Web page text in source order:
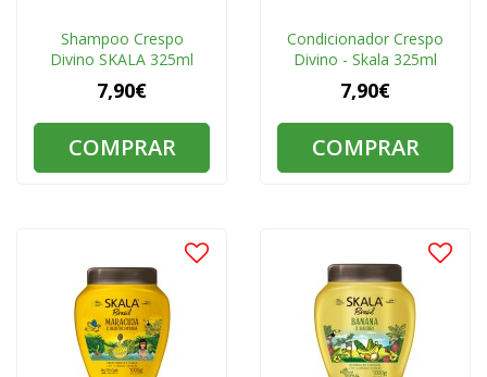
Shampoo Crespo
Divino SKALA 325ml
7,90€
COMPRAR
Condicionador Crespo
Divino - Skala 325ml
7,90€
COMPRAR